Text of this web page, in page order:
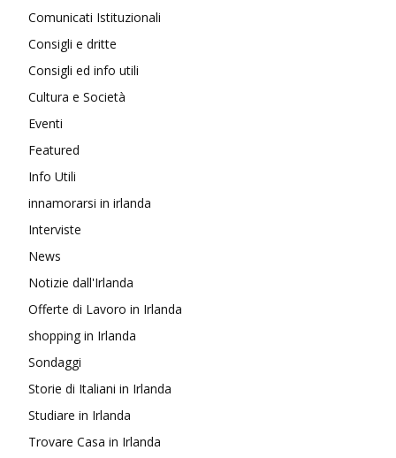
Comunicati Istituzionali
Consigli e dritte
Consigli ed info utili
Cultura e Società
Eventi
Featured
Info Utili
innamorarsi in irlanda
Interviste
News
Notizie dall'Irlanda
Offerte di Lavoro in Irlanda
shopping in Irlanda
Sondaggi
Storie di Italiani in Irlanda
Studiare in Irlanda
Trovare Casa in Irlanda